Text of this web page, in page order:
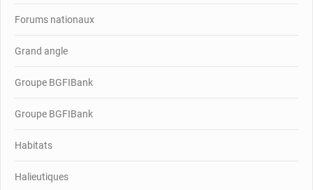
Forums nationaux
Grand angle
Groupe BGFIBank
Groupe BGFIBank
Habitats
Halieutiques